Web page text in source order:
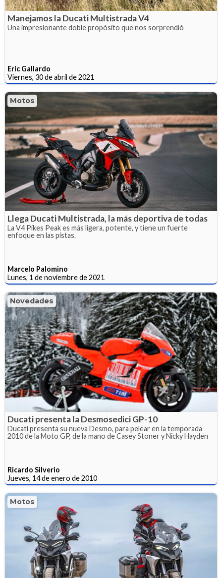
Manejamos la Ducati Multistrada V4
Una impresionante doble propósito que nos sorprendió
Eric Gallardo
Viernes, 30 de abril de 2021
Motos
Llega Ducati Multistrada, la más deportiva de todas
La V4 Pikes Peak es más ligera, potente, y tiene un fuerte
enfoque en las pistas.
Marcelo Palomino
Lunes, 1 de noviembre de 2021
Novedades
Ducati presenta la Desmosedici GP-10
Ducati presenta su nueva Desmo, para pelear en la temporada
2010 de la Moto GP, de la mano de Casey Stoner y Nicky Hayden
Ricardo Silverio
Jueves, 14 de enero de 2010
Motos